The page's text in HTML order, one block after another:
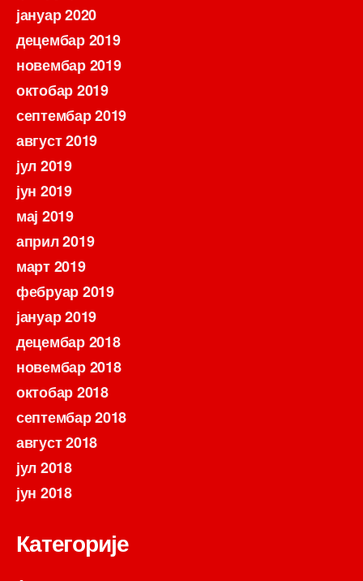
јануар 2020
децембар 2019
новембар 2019
октобар 2019
септембар 2019
август 2019
јул 2019
јун 2019
мај 2019
април 2019
март 2019
фебруар 2019
јануар 2019
децембар 2018
новембар 2018
октобар 2018
септембар 2018
август 2018
јул 2018
јун 2018
Категорије